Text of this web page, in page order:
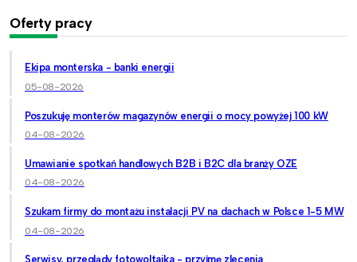
Oferty pracy
Ekipa monterska - banki energii
05-08-2026
Poszukuję monterów magazynów energii o mocy powyżej 100 kW
04-08-2026
Umawianie spotkań handlowych B2B i B2C dla branży OZE
04-08-2026
Szukam firmy do montażu instalacji PV na dachach w Polsce 1-5 MW
04-08-2026
Serwisy, przeglądy fotowoltaika - przyjmę zlecenia